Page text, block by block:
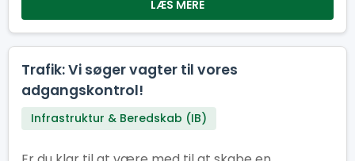
bogstaveligt talt.
LÆS MERE
Trafik: Vi søger vagter til vores
adgangskontrol!
Infrastruktur & Beredskab (IB)